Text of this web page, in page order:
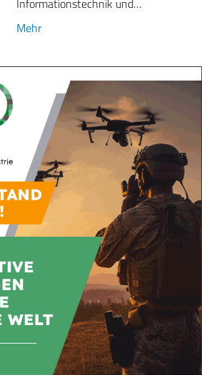
Informationstechnik und…
Mehr